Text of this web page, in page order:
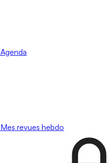
Agenda
Mes revues hebdo